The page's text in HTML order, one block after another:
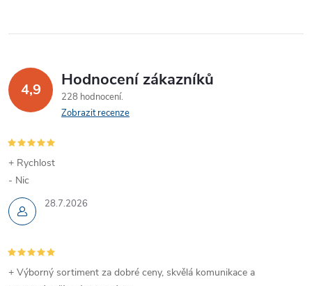
4,9 Hodnocení zákazníků
228 hodnocení
Zobrazit recenze
28.7.2026
+ Rychlost
- Nic
+ Výborný sortiment za dobré ceny, skvělá komunikace a